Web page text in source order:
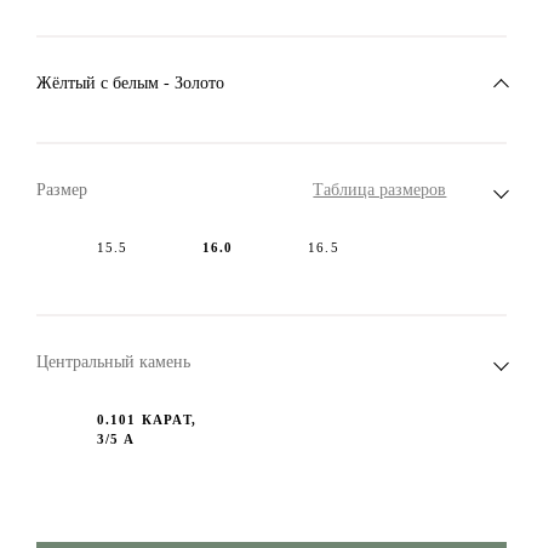
Жёлтый с белым - Золото
Размер Таблица размеров
15.5 16.0 16.5
Центральный камень
0.101 КАРАТ,
3/5 А